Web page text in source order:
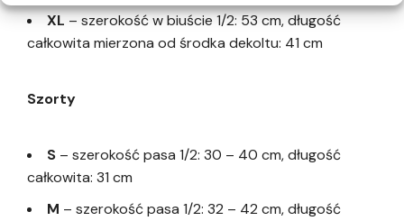
XL– szerokość w biuście 1/2: 53 cm, długość
całkowita mierzona od środka dekoltu: 41 cm
Szorty
S – szerokość pasa 1/2: 30 – 40 cm, długość
całkowita: 31 cm
M – szerokość pasa 1/2: 32 – 42 cm, długość